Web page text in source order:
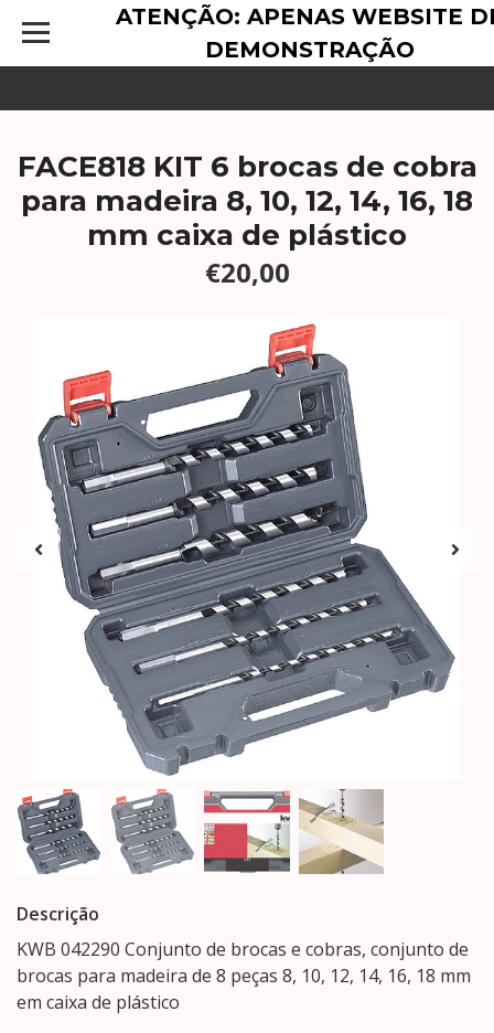
ATENÇÃO: APENAS WEBSITE
DEMONSTRAÇÃO
FACE818 KIT 6 brocas de cobra
para madeira 8, 10, 12, 14, 16, 18
mm caixa de plástico
€20,00
Descrição
KWB 042290 Conjunto de brocas e cobras, conjunto de
brocas para madeira de 8 peças 8, 10, 12, 14, 16, 18 mm
em caixa de plástico